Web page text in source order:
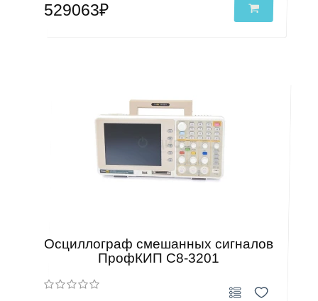
529063₽
Осциллограф смешанных сигналов
ПрофКИП С8-3201